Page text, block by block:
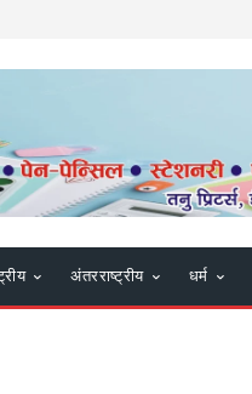
अंतरराष्ट्रीय धर्म